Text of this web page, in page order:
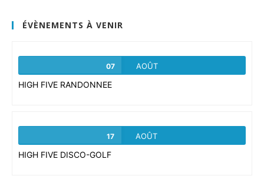
ÉVÈNEMENTS À VENIR
07 AOÛT
HIGH FIVE RANDONNEE
17 AOÛT
HIGH FIVE DISCO-GOLF